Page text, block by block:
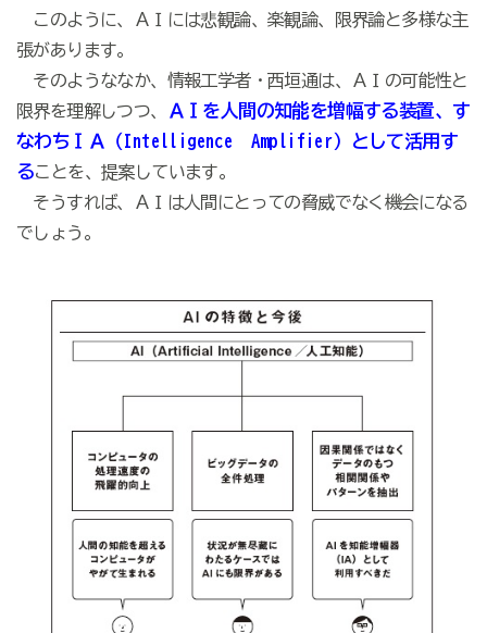
このように、ＡＩには悲観論、楽観論、限界論と多様な主
張があります。
そのようななか、情報工学者・西垣通は、ＡＩの可能性と
限界を理解しつつ、
ＡＩを人間の知能を増幅する装置、す
なわちＩＡ（Intelligence Amplifier）として活用す
ることを、提案しています。
そうすれば、ＡＩは人間にとっての脅威でなく機会になる
でしょう。